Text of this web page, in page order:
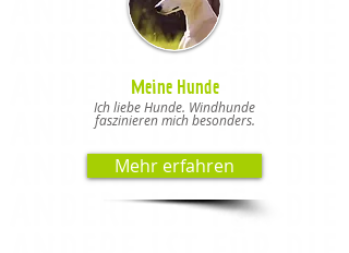
Meine Hunde
Ich liebe Hunde. Windhunde
faszinierenmich besonders.
Mehr erfahren